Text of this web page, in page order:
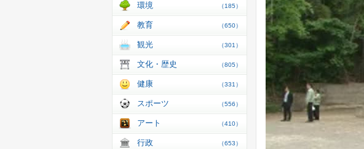
環境 （185）
教育 （650）
観光 （301）
文化・歴史 （805）
健康 （331）
スポーツ （556）
アート （410）
行政 （653）